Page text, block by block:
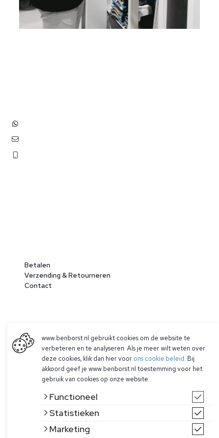
Betalen
Verzending & Retourneren
Contact
© 2026 Ben Borst
|Algemene voorwaarden |Privacy Policy
www.benborst.nl gebruikt cookies om de website te
verbeteren en te analyseren. Als je meer wilt weten over
deze cookies, klik dan hier voor ons cookie beleid. Bij
akkoord geef je www.benborst.nl toestemming voor het
gebruik van cookies op onze website.
Functioneel
Statistieken
Marketing